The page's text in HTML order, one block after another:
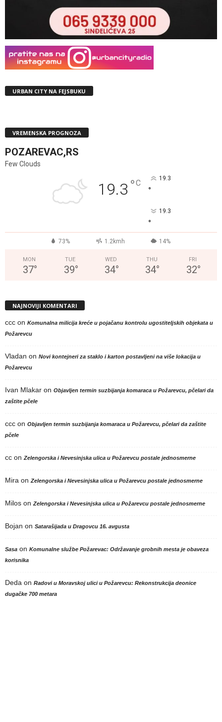
URBAN CITY NA FEJSBUKU
VREMENSKA PROGNOZA
POZAREVAC,RS
Few Clouds
19.3 °C 19.3
°
19.3
°
73% 1.2kmh 14%
MON
37°
TUE
39°
WED
34°
THU
34°
FRI
32°
NAJNOVIJI KOMENTARI
ccc on Komunalna milicija kreće u pojačanu kontrolu ugostiteljskih objekata u
Požarevcu
Vladan on Novi kontejneri za staklo i karton postavljeni na više lokacija u
Požarevcu
Ivan Mlakar on Objavljen termin suzbijanja komaraca u Požarevcu, pčelari da
zaštite pčele
ccc on Objavljen termin suzbijanja komaraca u Požarevcu, pčelari da zaštite
pčele
cc on Zelengorska i Nevesinjska ulica u Požarevcu postale jednosmerne
Mira on Zelengorska i Nevesinjska ulica u Požarevcu postale jednosmerne
Milos on Zelengorska i Nevesinjska ulica u Požarevcu postale jednosmerne
Bojan on Satarašijada u Dragovcu 16. avgusta
Sasa on Komunalne službe Požarevac: Održavanje grobnih mesta je obaveza
korisnika
Deda on Radovi u Moravskoj ulici u Požarevcu: Rekonstrukcija deonice
dugačke 700 metara